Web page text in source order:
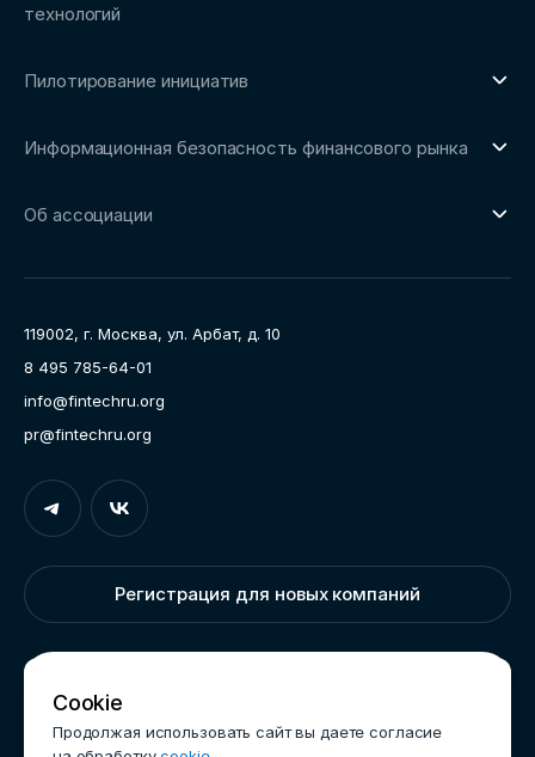
Трендвотчинг и информационный сервис
технологий
Репозиторий Ассоциации
Рабочие группы
Пилотирование инициатив
Площадка пилотного тестирования
Информационная безопасность финансового рынка
Направления работы
Об ассоциации
Карьера
Контакты
Документы
119002, г. Москва, ул. Арбат, д. 10
8 495 785-64-01
info@fintechru.org
pr@fintechru.org
Регистрация для новых компаний
Cookie
Продолжая использовать сайт вы даете согласие
Вход
Укажите вашу корпоративную почту. На неё мы вышлем
ссылку для входа